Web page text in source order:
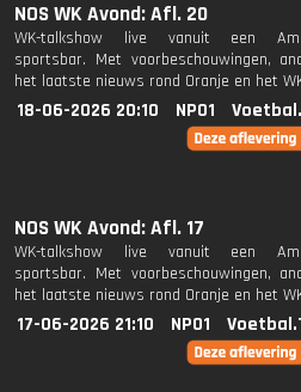
NOS WK Avond: Afl. 20
WK-talkshow live vanuit een
sportsbar. Met voorbeschouwingen,
het laatste nieuws rond Oranje en het
18-06-2026 20:10 NPO1
NOS WK Avond: Afl. 17
WK-talkshow live vanuit een
sportsbar. Met voorbeschouwingen,
het laatste nieuws rond Oranje en het
17-06-2026 21:10 NPO1